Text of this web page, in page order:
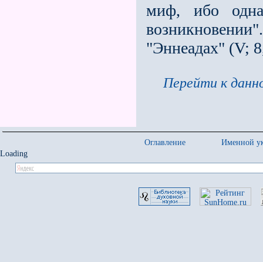
миф, ибо
"Эннеадах" (V;
Перейти к
Оглавление
Именной
Loading